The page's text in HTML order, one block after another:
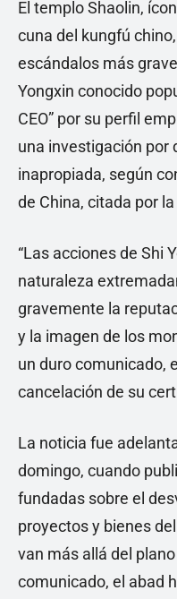
El templo Shaolin,
cuna del kungfú
escándalos más
Yongxin conocido
CEO” por su perfil
una investigación por
inapropiada, según
de China, citada por la
“Las acciones de Shi
naturaleza
gravemente la
y la imagen de los
un duro comunicado,
cancelación de su
La noticia fue
domingo, cuando
fundadas sobre el
proyectos y bienes
van más allá del
comunicado, el abad